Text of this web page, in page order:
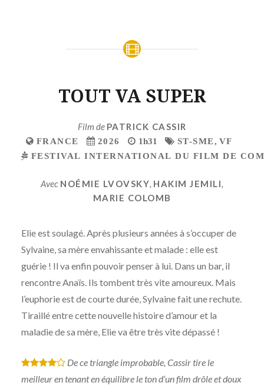
TOUT VA SUPER
Film de PATRICK CASSIR
FRANCE 2026 1h31 ST-SME, VF
FESTIVAL INTERNATIONAL DU FILM DE
Avec NOÉMIE LVOVSKY, HAKIM JEMILI,
MARIE COLOMB
Elie est soulagé. Après plusieurs années à s’occuper de
Sylvaine, sa mère envahissante et malade : elle est
guérie ! Il va enfin pouvoir penser à lui. Dans un bar, il
rencontre Anaïs. Ils tombent très vite amoureux. Mais
l’euphorie est de courte durée, Sylvaine fait une rechute.
Tiraillé entre cette nouvelle histoire d’amour et la
maladie de sa mère, Elie va être très vite dépassé !
* * * *
De ce triangle improbable, Cassir tire le
meilleur en tenant en équilibre le ton d’un film drôle et doux